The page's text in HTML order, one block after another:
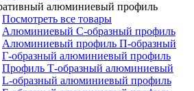
алюминиевый профиль
Посмотреть все товары
Алюминиевый С-образный профиль
Алюминиевый профиль П-образный
Г-образный алюминиевый профиль
Профиль Т-образный алюминиевый
L-образный алюминиевый профиль